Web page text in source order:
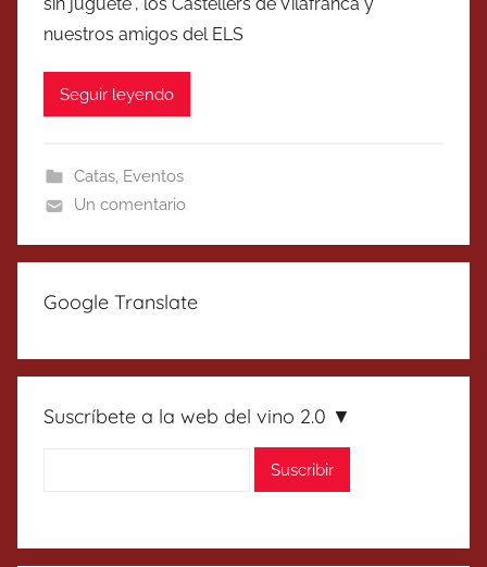
sin juguete”, los Castellers de Vilafranca y
nuestros amigos del ELS
Seguir leyendo
Catas, Eventos
Un comentario
Google Translate
Suscríbete a la web del vino 2.0 ▼